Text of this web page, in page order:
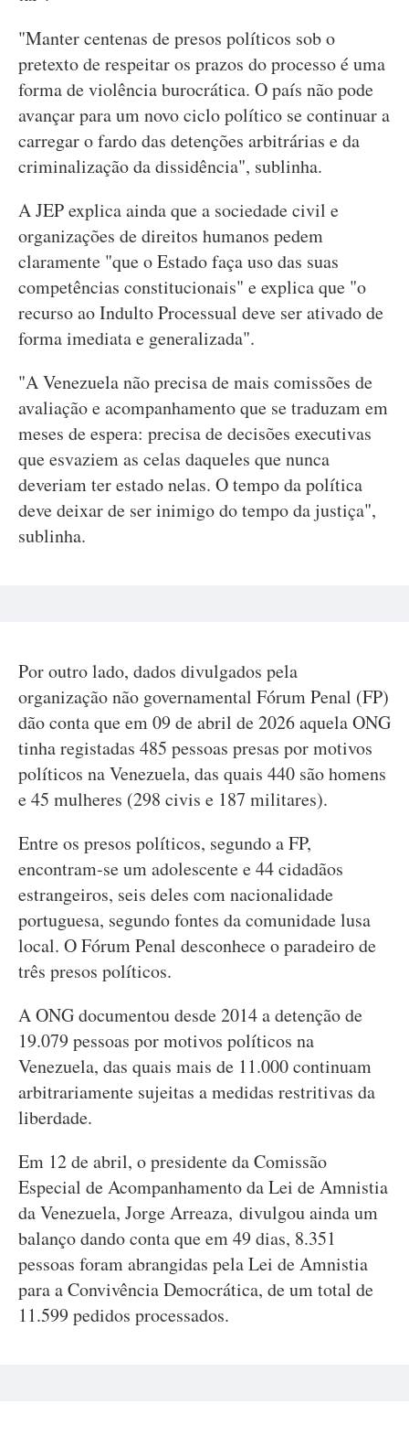
"Manter centenas de presos políticos sob o
pretexto de respeitar os prazos do processo é uma
forma de violência burocrática. O país não pode
avançar para um novo ciclo político se continuar a
carregar o fardo das detenções arbitrárias e da
criminalização da dissidência", sublinha.
A JEP explica ainda que a sociedade civil e
organizações de direitos humanos pedem
claramente "que o Estado faça uso das suas
competências constitucionais" e explica que "o
recurso ao Indulto Processual deve ser ativado de
forma imediata e generalizada".
"A Venezuela não precisa de mais comissões de
avaliação e acompanhamento que se traduzam em
meses de espera: precisa de decisões executivas
que esvaziem as celas daqueles que nunca
deveriam ter estado nelas. O tempo da política
deve deixar de ser inimigo do tempo da justiça",
sublinha.
Por outro lado, dados divulgados pela
organização não governamental Fórum Penal (FP)
dão conta que em 09 de abril de 2026 aquela ONG
tinha registadas 485 pessoas presas por motivos
políticos na Venezuela, das quais 440 são homens
e 45 mulheres (298 civis e 187 militares).
Entre os presos políticos, segundo a FP,
encontram-se um adolescente e 44 cidadãos
estrangeiros, seis deles com nacionalidade
portuguesa, segundo fontes da comunidade lusa
local. O Fórum Penal desconhece o paradeiro de
três presos políticos.
A ONG documentou desde 2014 a detenção de
19.079 pessoas por motivos políticos na
Venezuela, das quais mais de 11.000 continuam
arbitrariamente sujeitas a medidas restritivas da
liberdade.
Em 12 de abril, o presidente da Comissão
Especial de Acompanhamento da Lei de Amnistia
da Venezuela, Jorge Arreaza, divulgou ainda um
balanço dando conta que em 49 dias, 8.351
pessoas foram abrangidas pela Lei de Amnistia
para a Convivência Democrática, de um total de
11.599 pedidos processados.